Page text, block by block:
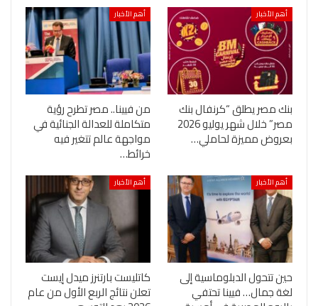
أهم الأخبار
بنك مصر يطلق “كرنفال بنك
مصر” خلال شهر يوليو 2026
بعروض مميزة لحاملي…
أهم الأخبار
من فيينا.. مصر تطرح رؤية
متكاملة للعدالة الجنائية في
مواجهة عالم تتغير فيه
خرائط…
أهم الأخبار
حين تتحول الدبلوماسية إلى
لغة جمال… فيينا تحتفي
أهم الأخبار
كاتليست بارتنرز ميدل إيست
تعلن نتائج الربع الأول من عام